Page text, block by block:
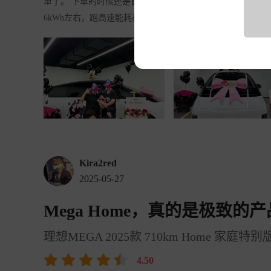
6kWh左右，跑高速能耗在18
Kira2red
2025-05-27
Mega Home，真的是极致的产
理想MEGA 2025款 710km Home 家庭特别
4.50